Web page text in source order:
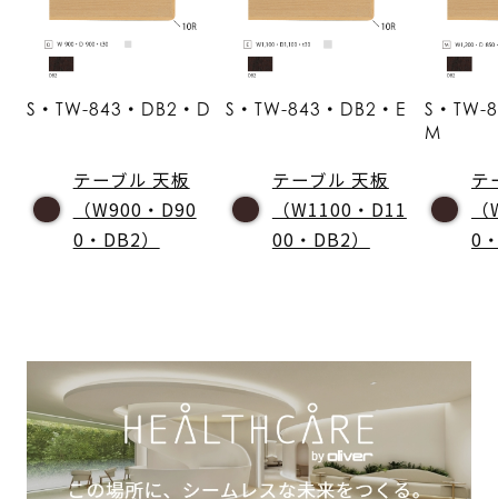
S・TW-843・DB2・D
テーブル 天板
（W900・D90
0・DB2）
S・TW-843・DB2・E
テーブル 天板
（W1100・D11
00・DB2）
S・TW-
M
テ
0